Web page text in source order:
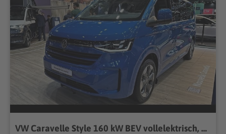
VW Caravelle Style 160 kW BEV vollelektrisch, 1-Gang Automatik, Heckantrieb , 8 Sitze, Klimaautomatik 3 Zonen, dunkel eingefärbte Scheiben, Fahrerassistenzpaket Plus, Caravelle BEV 160 kW